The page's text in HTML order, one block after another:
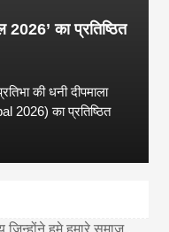
2026’ का प्रतिष्ठित
की धनी दीपमाला
2026) का प्रतिष्ठित